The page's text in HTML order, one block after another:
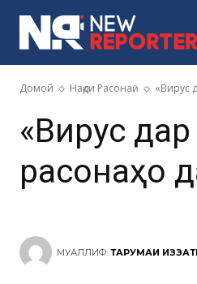
Домой Нақди Расонаӣ «Вирус
«Вирус
расонаҳо
МУАЛЛИФ: ТАРҶУМАИ